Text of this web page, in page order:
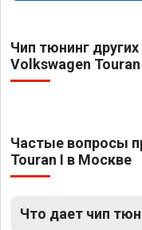
Чип тюнинг
Volkswagen Touran
Частые вопросы
Touran I в Москве
Что дает чип